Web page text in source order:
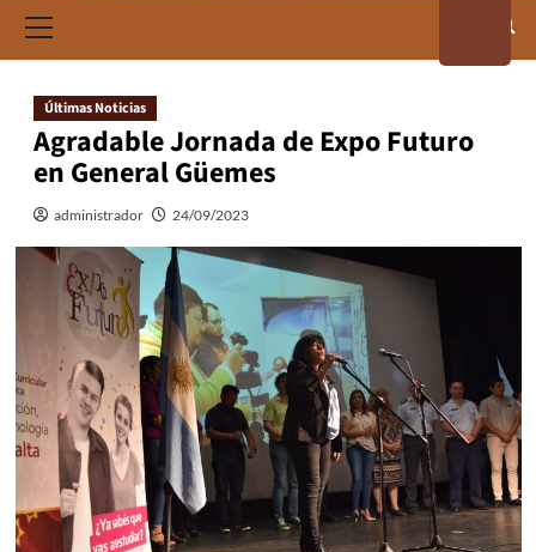
Últimas Noticias
Agradable Jornada de Expo Futuro
en General Güemes
administrador 24/09/2023
Investig
a